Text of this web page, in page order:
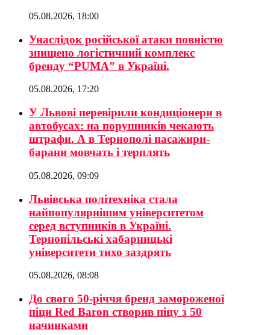
05.08.2026, 18:00
Унаслідок російської атаки повністю
знищено логістичний комплекс
бренду “PUMA” в Україні.
05.08.2026, 17:20
У Львові перевірили кондиціонери в
автобусах: на порушників чекають
штрафи. А в Тернополі пасажири-
барани мовчать і терплять
05.08.2026, 09:09
Львівська політехніка стала
найпопулярнішим університетом
серед вступників в Україні.
Тернопільські хабарницькі
університети тихо заздрять
05.08.2026, 08:08
До свого 50-річчя бренд замороженої
піци Red Baron створив піцу з 50
начинками